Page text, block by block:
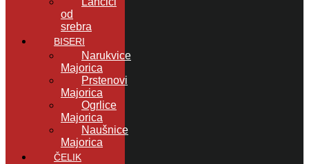
od
srebra
BISERI
Narukvice
Majorica
Prstenovi
Majorica
Ogrlice
Majorica
Naušnice
Majorica
ČELIK